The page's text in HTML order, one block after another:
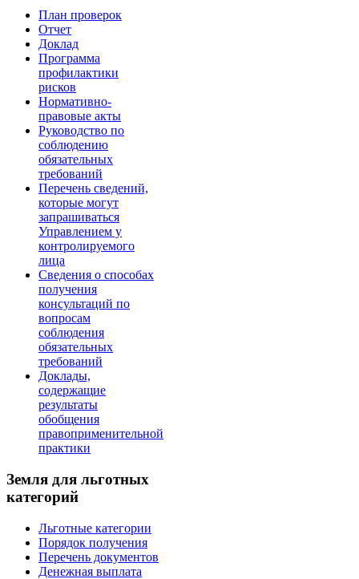
План проверок
Отчет
Доклад
Программа
профилактики
рисков
Нормативно-
правовые акты
Руководство по
соблюдению
обязательных
требований
Перечень сведений,
которые могут
запрашиваться
Управлением у
контролируемого
лица
Сведения о способах
получения
консультаций по
вопросам
соблюдения
обязательных
требований
Доклады,
содержащие
результаты
обобщения
правоприменительной
практики
Земля для льготных
категорий
Льготные категории
Порядок получения
Перечень документов
Денежная выплата